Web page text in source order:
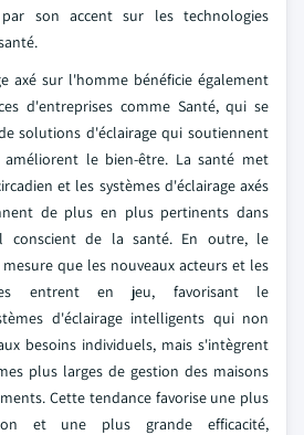
son accent sur les technologies
axé sur l'homme bénéficie également
d'entreprises comme Santé, qui se
solutions d'éclairage qui soutiennent
le bien-être. La santé met
et les systèmes d'éclairage axés
de plus en plus pertinents dans
conscient de la santé. En outre, le
que les nouveaux acteurs et les
entrent en jeu, favorisant le
d'éclairage intelligents qui non
besoins individuels, mais s'intègrent
plus larges de gestion des maisons
Cette tendance favorise une plus
et une plus grande efficacité,